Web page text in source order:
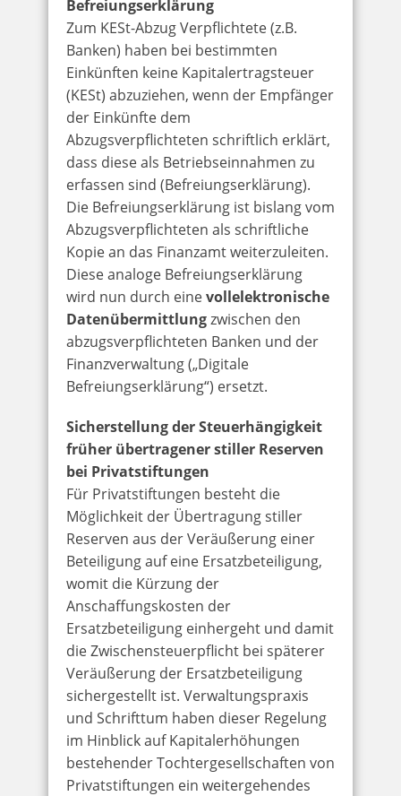
Befreiungserklärung
Zum KESt-Abzug Verpflichtete (z.B.
Banken) haben bei bestimmten
Einkünften keine Kapitalertragsteuer
(KESt) abzuziehen, wenn der Empfänger
der Einkünfte dem
Abzugsverpflichteten schriftlich erklärt,
dass diese als Betriebseinnahmen zu
erfassen sind (Befreiungserklärung).
Die Befreiungserklärung ist bislang vom
Abzugsverpflichteten als schriftliche
Kopie an das Finanzamt weiterzuleiten.
Diese analoge Befreiungserklärung
wird nun durch einevollelektronische
Datenübermittlungzwischen den
abzugsverpflichteten Banken und der
Finanzverwaltung („Digitale
Befreiungserklärung“) ersetzt.
Sicherstellung der Steuerhängigkeit
früher übertragener stiller Reserven
bei Privatstiftungen
Für Privatstiftungen besteht die
Möglichkeit der Übertragung stiller
Reserven aus der Veräußerung einer
Beteiligung auf eine Ersatzbeteiligung,
womit die Kürzung der
Anschaffungskosten der
Ersatzbeteiligung einhergeht und damit
die Zwischensteuerpflicht bei späterer
Veräußerung der Ersatzbeteiligung
sichergestellt ist. Verwaltungspraxis
und Schrifttum haben dieser Regelung
im Hinblick auf Kapitalerhöhungen
bestehender Tochtergesellschaften von
Privatstiftungen ein weitergehendes